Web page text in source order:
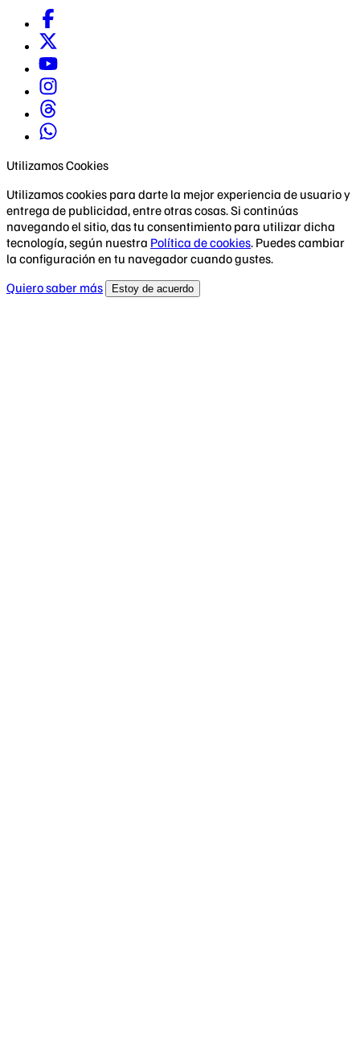
Utilizamos Cookies
Utilizamos cookies para darte la mejor experiencia de usuario y
entrega de publicidad, entre otras cosas. Si continúas
navegando el sitio, das tu consentimiento para utilizar dicha
tecnología, según nuestra Política de cookies. Puedes cambiar
la configuración en tu navegador cuando gustes.
Quiero saber más
Estoy de acuerdo